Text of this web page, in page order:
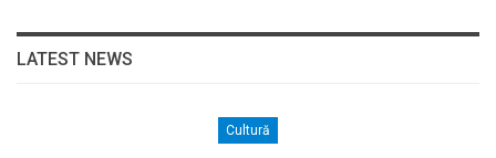
LATEST NEWS
Cultură